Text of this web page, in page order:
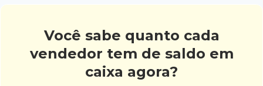
Você sabe quanto cada
vendedor tem de saldo em
caixa agora?